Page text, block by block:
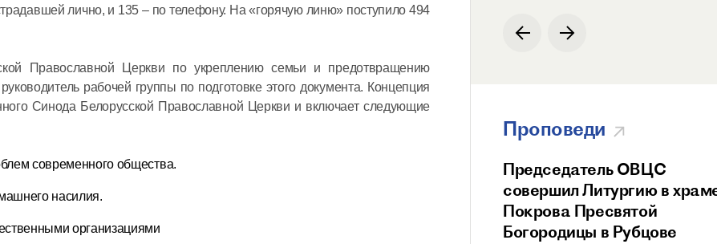
лично, и 135 – по телефону. На «горячую линю» поступило 494
Православной Церкви по укреплению семьи и предотвращению
рабочей группы по подготовке этого документа. Концепция
Синода Белорусской Православной Церкви и включает следующие
современного общества.
насилия.
организациями
Проповеди
Председатель ОВЦС
совершил Литургию в
Покрова Пресвятой
Богородицы в Рубцове